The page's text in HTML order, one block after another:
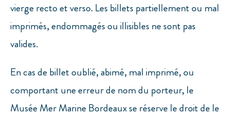
vierge recto et verso. Les billets partiellement ou mal
imprimés, endommagés ou illisibles ne sont pas
valides.
En cas de billet oublié, abimé, mal imprimé, ou
comportant une erreur de nom du porteur, le
Musée Mer Marine Bordeaux se réserve le droit de le